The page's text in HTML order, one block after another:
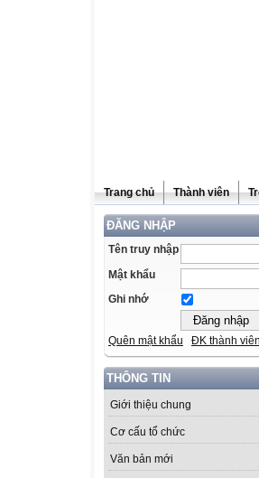
Trang chủ Thành viên
ĐĂNG NHẬP
Tên truy nhập
Mật khẩu
Ghi nhớ
Quên mật khẩu ĐK thành viên
THÔNG TIN
Giới thiệu chung
Cơ cấu tổ chức
Văn bản mới